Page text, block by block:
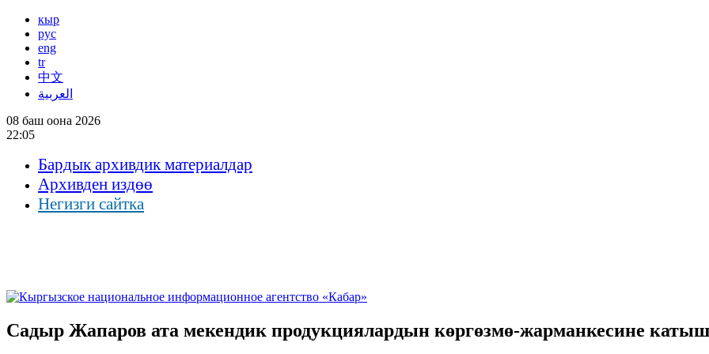
кыр
рус
eng
tr
中文
العربية
08 баш оона 2026
22:05
Бардык архивдик материалдар
Архивден издөө
Негизги сайтка
Садыр Жапаров ата мекендик продукциялардын көргөзмө-жарманкесине